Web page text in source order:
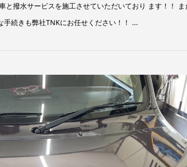
と撥水サービスを施工させていただいており ます！！ ま
続きも弊社TNKにお任せください！！ ...